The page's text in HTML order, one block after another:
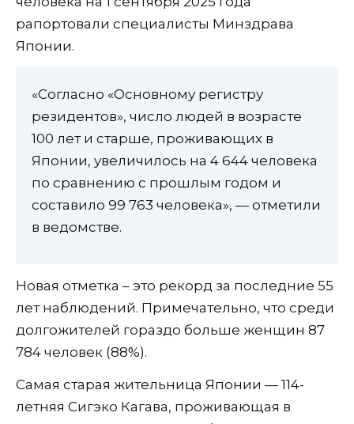
рапортовали специалисты Минздрава
Японии.
«Cогласно «Основному регистру
резидентов», число людей в возрасте
100 лет и старше, проживающих в
Японии, увеличилось на 4 644 человека
по сравнению с прошлым годом и
составило 99 763 человека», — отметили
в ведомстве.
Новая отметка – это рекорд за последние 55
лет наблюдений. Примечательно, что среди
долгожителей гораздо больше женщин 87
784 человек (88%).
Самая старая жительница Японии — 114-
летняя Сигэко Кагава, проживающая в